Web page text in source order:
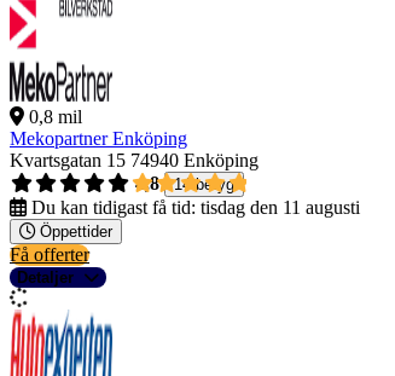
0,8 mil
Mekopartner Enköping
Kvartsgatan 15 74940 Enköping
4,8
14 betyg
Du kan tidigast få tid: tisdag den 11 augusti
Öppettider
Få offerter
Detaljer